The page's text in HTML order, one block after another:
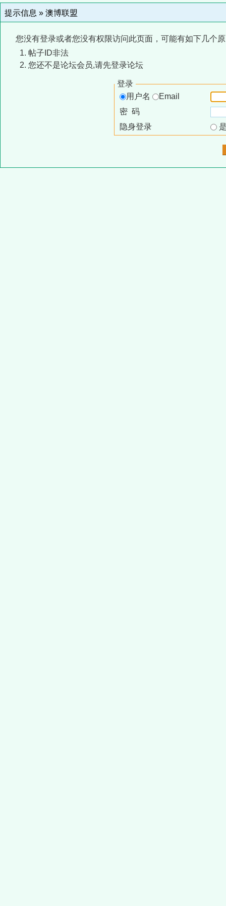
提示信息 » 澳博联盟
您没有登录或者您没有权限访问此页面，可能有如下几个
帖子ID非法
您还不是论坛会员,请先登录论坛
登录
用户名
Email
密 码
隐身登录